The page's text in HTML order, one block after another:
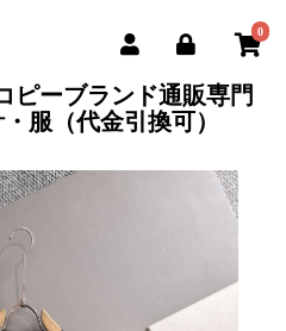
0
ピーブランド通販専門
服（代金引換可）